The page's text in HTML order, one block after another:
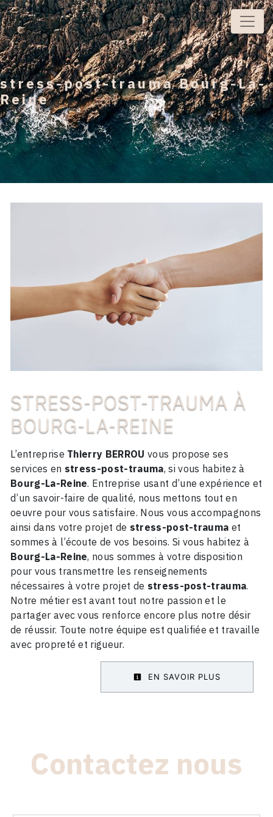
Panneau de gestion des cookies
stress-post-trauma Bourg-La-
Reine
STRESS-POST-TRAUMA À
BOURG-LA-REINE
L’entreprise Thierry BERROU vous propose ses
services en stress-post-trauma, si vous habitez à
Bourg-La-Reine. Entreprise usant d’une expérience et
d’un savoir-faire de qualité, nous mettons tout en
oeuvre pour vous satisfaire. Nous vous accompagnons
ainsi dans votre projet de stress-post-trauma et
sommes à l’écoute de vos besoins. Si vous habitez à
Bourg-La-Reine, nous sommes à votre disposition
pour vous transmettre les renseignements
nécessaires à votre projet de stress-post-trauma.
Notre métier est avant tout notre passion et le
partager avec vous renforce encore plus notre désir
de réussir. Toute notre équipe est qualifiée et travaille
avec propreté et rigueur.
EN SAVOIR PLUS
Contactez nous